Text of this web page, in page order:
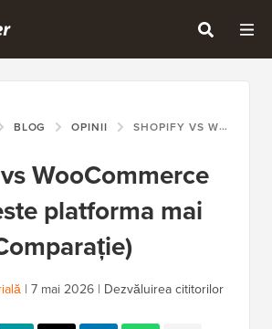
BLOG OPINII SHOPIFY VS WOOCOMMERCE – CARE ESTE PLATFORMA MAI BUNĂ? (COMPARAȚIE)
WooCommerce
platforma mai
| 7 mai 2026 | Dezvăluirea cititorilor